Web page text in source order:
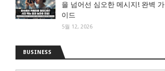
을 넘어선 심오한 메시지! 완벽 가
이드
5월 12, 2026
BUSINESS